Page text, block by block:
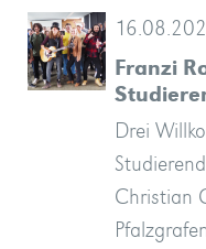
Franzi
Drei
Christian